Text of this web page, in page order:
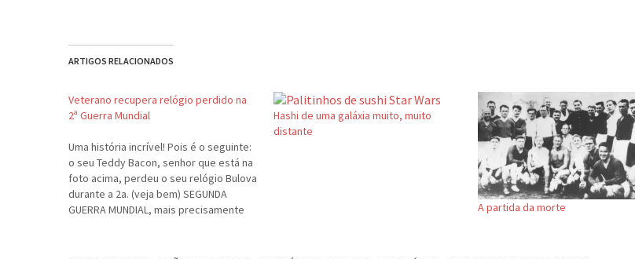
ARTIGOS RELACIONADOS
Veterano recupera relógio perdido na
2ª Guerra Mundial
Uma história incrível! Pois é o seguinte:
o seu Teddy Bacon, senhor que está na
foto acima, perdeu o seu relógio Bulova
durante a 2a. (veja bem) SEGUNDA
GUERRA MUNDIAL, mais precisamente
Hashi de uma galáxia muito, muito
distante
A partida da morte